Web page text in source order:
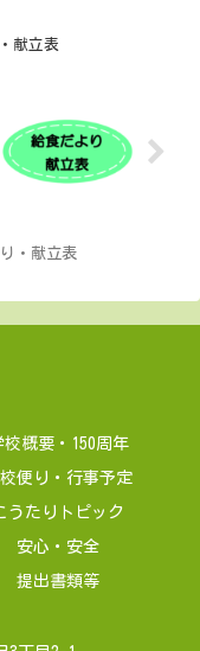
献立表
・献立表
校概要・150周年
便り・行事予定
うたりトピック
安心・安全
提出書類等
小学校.